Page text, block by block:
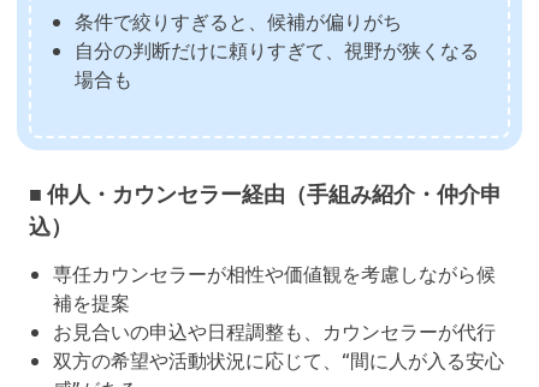
条件で絞りすぎると、候補が偏りがち
自分の判断だけに頼りすぎて、視野が狭くなる
場合も
■ 仲人・カウンセラー経由（手組み紹介・仲介申
込）
専任カウンセラーが相性や価値観を考慮しながら候
補を提案
お見合いの申込や日程調整も、カウンセラーが代行
双方の希望や活動状況に応じて、“間に人が入る安心